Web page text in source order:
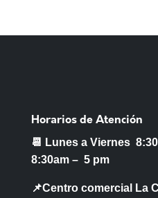
Horarios de Atención
📆 Lunes a Viernes
8:30am – 5 pm
📌Centro comercial La